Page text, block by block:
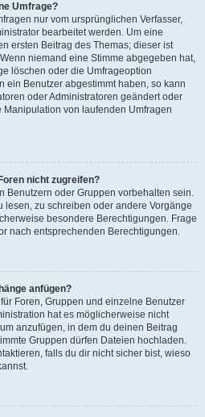
Umfrage?
nur vom ursprünglichen Verfasser,
bearbeitet werden. Um eine
ersten Beitrag des Themas; dieser ist
niemand eine Stimme abgegeben hat,
löschen oder die Umfrageoption
ein Benutzer abgestimmt haben, so kann
oder Administratoren geändert oder
von laufenden Umfragen
nicht zugreifen?
Benutzern oder Gruppen vorbehalten sein.
lesen, zu schreiben oder andere Vorgänge
besondere Berechtigungen. Frage
nach entsprechenden Berechtigungen.
anfügen?
Foren, Gruppen und einzelne Benutzer
hat es möglicherweise nicht
anzufügen, in dem du deinen Beitrag
Gruppen dürfen Dateien hochladen.
falls du dir nicht sicher bist, wieso